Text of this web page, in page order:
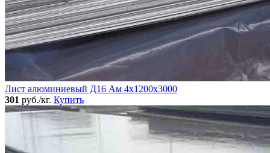
Лист алюминиевый Д16 Ам 4х1200х3000
301 руб./кг. Купить